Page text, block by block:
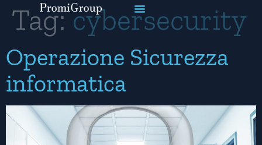
Tag:cybersecurity
Operazione Sicurezza
informatica